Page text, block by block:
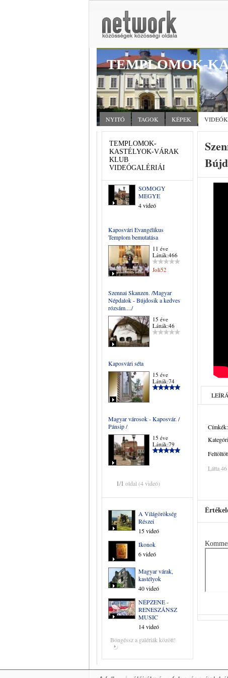
TEMPLOMOK-
NYITÓ TAGOK KÉPEK VIDEÓK
TEMPLOMOK-
KASTÉLYOK-VÁRAK
KLUB
VIDEÓGALÉRIÁI
SOMOGY
MEGYE
4 videó
Kaposvári Evangélikus
Templom bemutatása
11 éve
Látták:466
Joli52
Szennai Skanzen. /Magyar
Népdalok - Bújdosik a kedves
rózsám..../
15 éve
Látták:46
Kaposvári séta
15 éve
Látták:74
Magyar városok - Kaposvár. /
Pánsip /
15 éve
Látták:79
1/1 oldal (4 videó)
A Világörökség
Részei
15 videó
Ikonok
6 videó
Magyar várak,
kastélyok
40 videó
NÉPZENE -
RENESZÁNSZ
MUSIC
14 videó
Böngéssz a galériák között!
Címkék:
Látta 46